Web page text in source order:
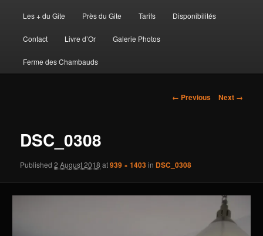
to
primary
Les + du Gite Près du Gite Tarifs Disponibilités
Contact Livre d’Or Galerie Photos
Ferme des Chambauds
Image
← Previous Next →
DSC_0308
Published2 August 2018 at939 × 1403in DSC_0308